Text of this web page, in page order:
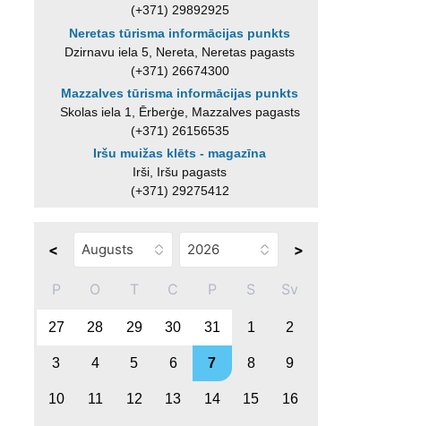
(+371) 29892925
Neretas tūrisma informācijas punkts
Dzirnavu iela 5, Nereta, Neretas pagasts
(+371) 26674300
Mazzalves tūrisma informācijas punkts
Skolas iela 1, Ērberģe, Mazzalves pagasts
(+371) 26156535
Iršu muižas klēts - magazīna
Irši, Iršu pagasts
(+371) 29275412
< >
P O T C P S Sv
27 28 29 30 31 1 2
3 4 5 6 7 8 9
10 11 12 13 14 15 16